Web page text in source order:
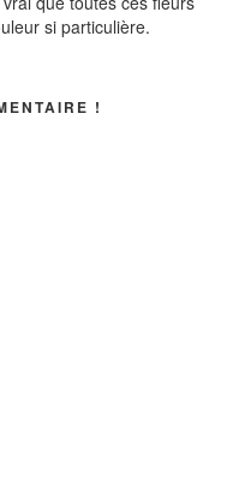
si particulière.
!